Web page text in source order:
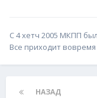
С 4 хетч 2005 МКПП
Все приходит
НАЗАД